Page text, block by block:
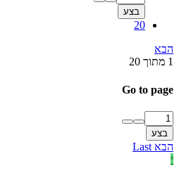
בצע
20
הבא
1 מתוך 20
Go to page
בצע
הבא Last
י